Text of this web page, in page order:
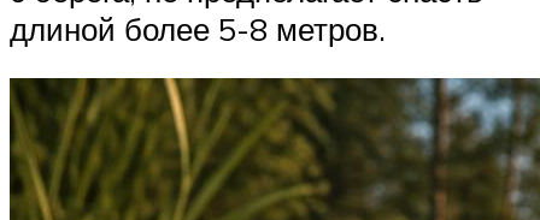
длиной более 5-8 метров.